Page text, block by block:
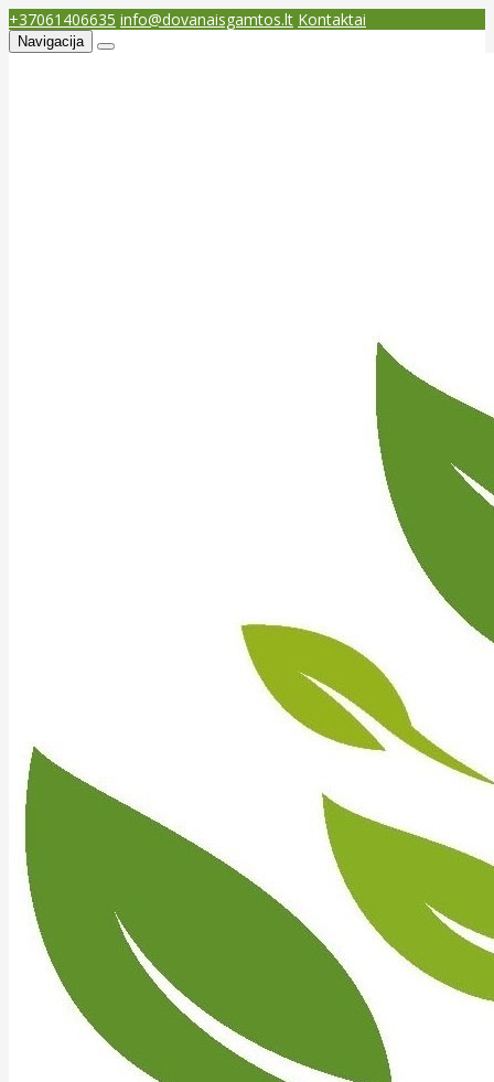
+37061406635 info@dovanaisgamtos.lt Kontaktai
Navigacija